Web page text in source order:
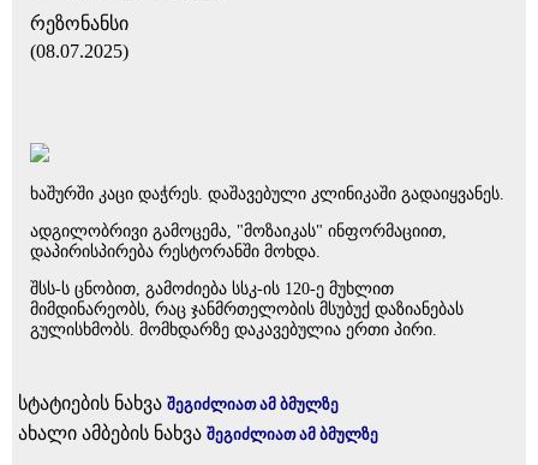
რეზონანსი
(08.07.2025)
ხაშურში კაცი დაჭრეს. დაშავებული კლინიკაში გადაიყვანეს.
ადგილობრივი გამოცემა, "მოზაიკას" ინფორმაციით,
დაპირისპირება რესტორანში მოხდა.
შსს-ს ცნობით, გამოძიება სსკ-ის 120-ე მუხლით
მიმდინარეობს, რაც ჯანმრთელობის მსუბუქ დაზიანებას
გულისხმობს. მომხდარზე დაკავებულია ერთი პირი.
სტატიების ნახვა შეგიძლიათ ამ ბმულზე
ახალი ამბების ნახვა შეგიძლიათ ამ ბმულზე